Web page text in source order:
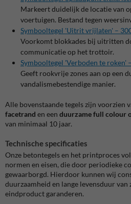
Markeert duidelijk de locatie van
voertuigen. Bestand tegen
Symbooltegel 'Uitrit vrijlaten' –
Voorkomt blokkades bij uitritten
communicatie op het trottoir.
Symbooltegel 'Verboden te roken'
Geeft rookvrije zones aan op een
vandalismebestendige manier.
Alle bovenstaande tegels zijn voorzien
facetrand en een duurzame full colour
van minimaal 10 jaar.
Technische specificaties
Onze betontegels en het printproces
normen en eisen, die door periodieke
gewaarborgd. Hierdoor kunnen wij
duurzaamheid en lange levensduur van
eindproduct garanderen.